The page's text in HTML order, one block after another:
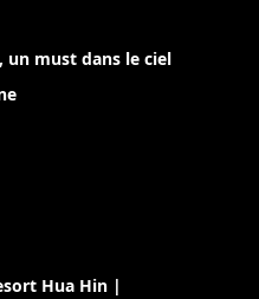
un must dans le ciel
Hua Hin |